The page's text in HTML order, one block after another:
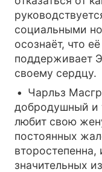
социальными
осознаёт, что
поддерживает
своему сердцу.
Чарльз
добродушный и
любит свою
постоянных
второстепенна,
значительных